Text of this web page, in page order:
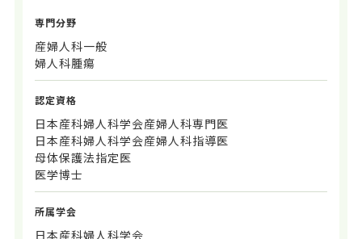
専門分野
産婦人科一般
婦人科腫瘍
認定資格
日本産科婦人科学会産婦人科専門医
日本産科婦人科学会産婦人科指導医
母体保護法指定医
医学博士
所属学会
日本産科婦人科学会